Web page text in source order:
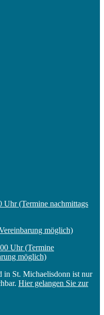
(Termine nachmittags
möglich)
Uhr (Termine
möglich)
in St. Michaelisdonn ist nur
Hier gelangen Sie zur